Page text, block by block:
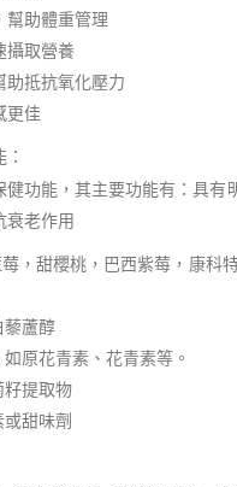
幫助體重管理
攝取營養
助抵抗氧化壓力
更佳
健功能，其主要功能有：具有
衰老作用
，甜櫻桃，巴西紫莓，康科
藜蘆醇
原花青素、花青素等。
提取物
甜味劑